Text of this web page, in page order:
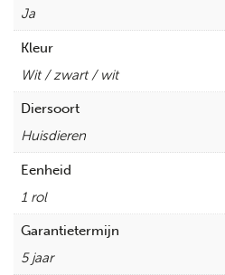
Ja
Kleur
Wit / zwart / wit
Diersoort
Huisdieren
Eenheid
1 rol
Garantietermijn
5 jaar